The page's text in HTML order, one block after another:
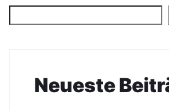
Neueste